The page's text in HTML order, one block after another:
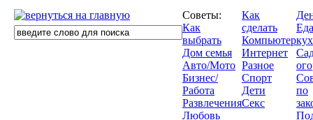
Советы:
Как
выбрать
Дом семья
Авто/Мото
Бизнес/
Работа
Развлечения
Любовь
Как
сделать
Компьютер
Интернет
Разное
Спорт
Дети
Секс
по